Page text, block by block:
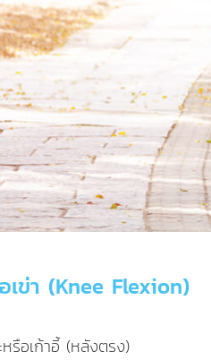
เข่า (Knee Flexion)
หรือเก้าอี้ (หลังตรง)